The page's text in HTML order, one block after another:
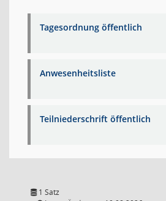
Tagesordnung öffentlich
Anwesenheitsliste
Teilniederschrift öffentlich
1 Satz